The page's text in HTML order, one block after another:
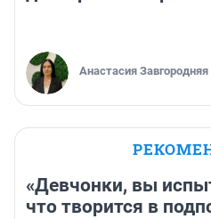
Анастасия Завгородняя
«Девчонки, вы
что творится в